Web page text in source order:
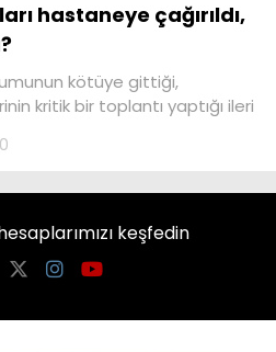
hastaneye çağırıldı,
kötüye gittiği,
kritik bir toplantı yaptığı ileri
keşfedin